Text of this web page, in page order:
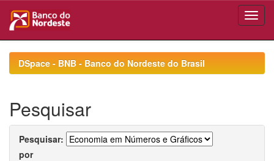
navigationDSpace - BNB - Banco do Nordeste do Brasil
Pesquisar
Pesquisar:
por